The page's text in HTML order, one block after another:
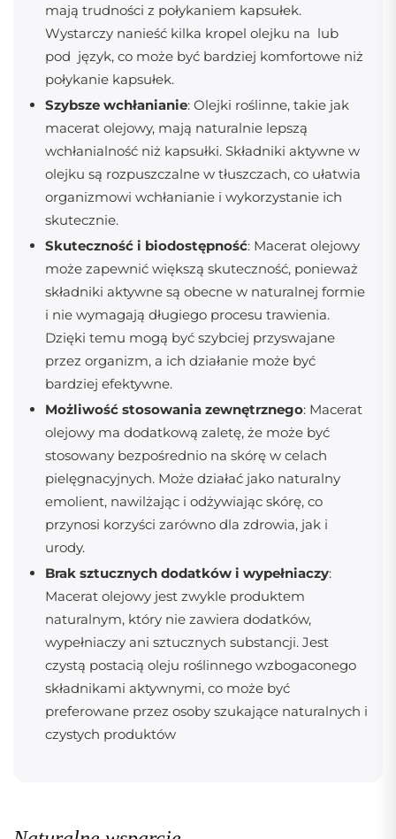
mają trudności z połykaniem kapsułek.
Wystarczy nanieść kilka kropel olejku na lub
pod język, co może być bardziej komfortowe niż
połykanie kapsułek.
Szybsze wchłanianie: Olejki roślinne, takie jak
macerat olejowy, mają naturalnie lepszą
wchłanialność niż kapsułki. Składniki aktywne w
olejku są rozpuszczalne w tłuszczach, co ułatwia
organizmowi wchłanianie i wykorzystanie ich
skutecznie.
Skuteczność i biodostępność: Macerat olejowy
może zapewnić większą skuteczność, ponieważ
składniki aktywne są obecne w naturalnej formie
i nie wymagają długiego procesu trawienia.
Dzięki temu mogą być szybciej przyswajane
przez organizm, a ich działanie może być
bardziej efektywne.
Możliwość stosowania zewnętrznego: Macerat
olejowy ma dodatkową zaletę, że może być
stosowany bezpośrednio na skórę w celach
pielęgnacyjnych. Może działać jako naturalny
emolient, nawilżając i odżywiając skórę, co
przynosi korzyści zarówno dla zdrowia, jak i
urody.
Brak sztucznych dodatków i wypełniaczy:
Macerat olejowy jest zwykle produktem
naturalnym, który nie zawiera dodatków,
wypełniaczy ani sztucznych substancji. Jest
czystą postacią oleju roślinnego wzbogaconego
składnikami aktywnymi, co może być
preferowane przez osoby szukające naturalnych i
czystych produktów